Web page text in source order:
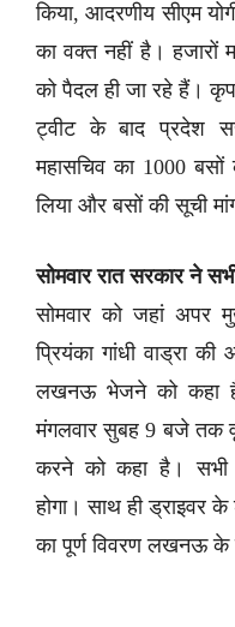
किया, आदरणीय सीएम
का वक्त नहीं है। हजारों
को पैदल ही जा रहे हैं।
ट्वीट के बाद प्रदेश
महासचिव का 1000
लिया और बसों की सूची
सोमवार रात सरकार ने
सोमवार को जहां अपर
प्रियंका गांधी वाड्रा
लखनऊ भेजने को कहा
मंगलवार सुबह 9 बजे तक
करने को कहा है। सभी
होगा। साथ ही ड्राइवर
का पूर्ण विवरण लखनऊ के